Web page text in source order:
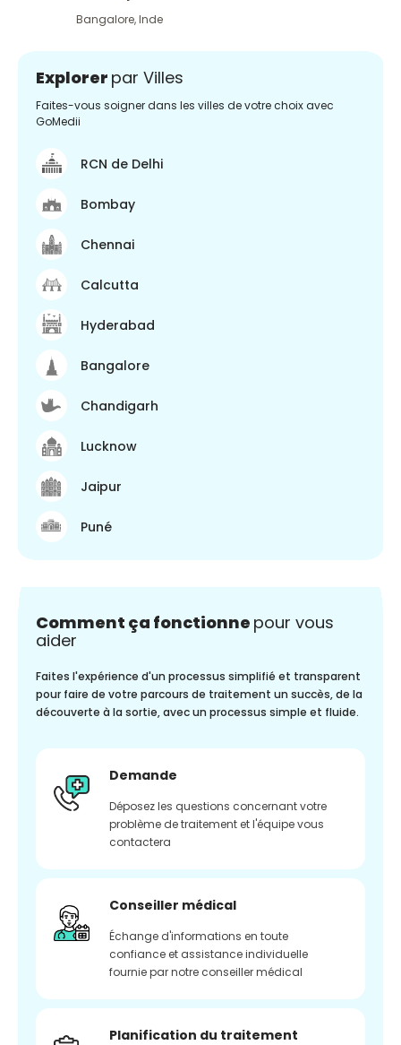
Bangalore,Inde
Explorer par Villes
Faites-vous soigner dans les villes de votre choix avec
GoMedii
RCN de Delhi
Bombay
Chennai
Calcutta
Hyderabad
Bangalore
Chandigarh
Lucknow
Jaipur
Puné
Comment ça fonctionne pour vous
aider
Faites l'expérience d'un processus simplifié et transparent
pour faire de votre parcours de traitement un succès, de la
découverte à la sortie, avec un processus simple et fluide.
Demande
Déposez les questions concernant votre
problème de traitement et l'équipe vous
contactera
Conseiller médical
Échange d'informations en toute
confiance et assistance individuelle
fournie par notre conseiller médical
Planification du traitement